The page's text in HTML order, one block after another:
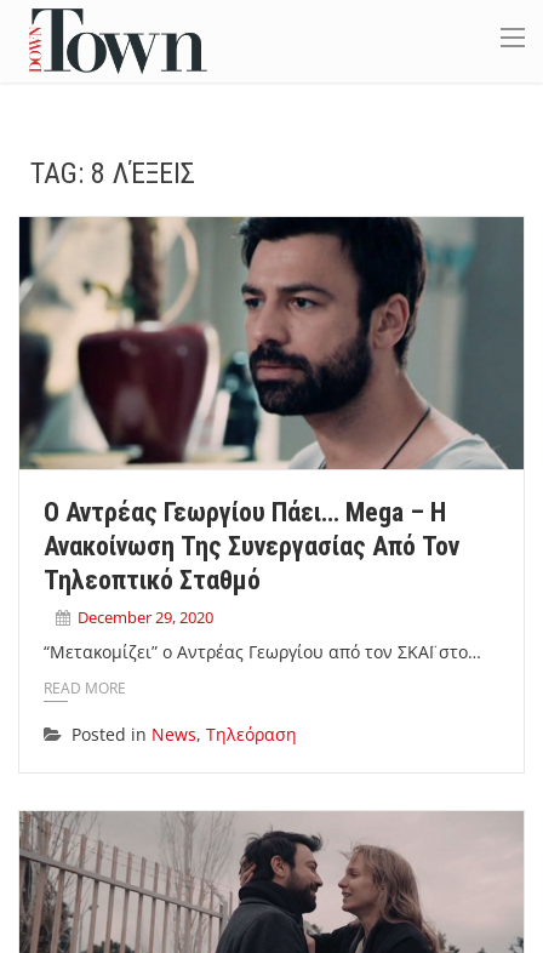
TAG: 8 ΛΈΞΕΙΣ
Ο Αντρέας Γεωργίου Πάει… Mega – Η
Ανακοίνωση Της Συνεργασίας Από Τον
Τηλεοπτικό Σταθμό
December 29, 2020
“Μετακομίζει” ο Αντρέας Γεωργίου από τον ΣΚΑΪ στο…
READ MORE
Posted in News, Τηλεόραση